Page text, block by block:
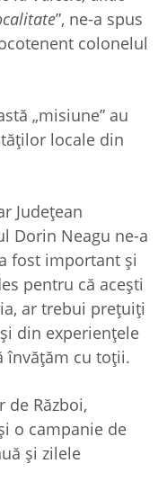
”, ne-a spus
colonelul
„misiune” au
locale din
Județean
Dorin Neagu ne-a
fost important și
pentru că acești
ar trebui prețuiți
din experiențele
învățăm cu toții.
de Război,
o campanie de
și zilele